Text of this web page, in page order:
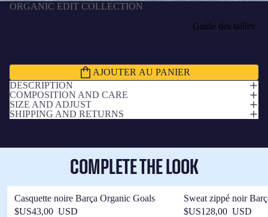
ORGANIC EDIT COLLECTION
Guide des tailles
AJOUTER AU PANIER
DESCRIPTION
COMPOSITION AND CARE
SIZE AND ADJUST
SHIPPING AND RETURNS
COMPLETE THE LOOK
Casquette noire Barça Organic Goals
$US43,00 USD
Sweat zippé noir
$US128,00 USD